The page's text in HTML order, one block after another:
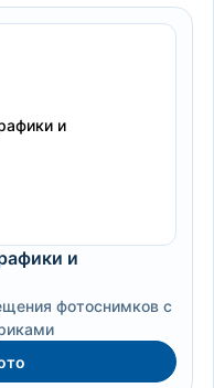
и
фотоснимков с